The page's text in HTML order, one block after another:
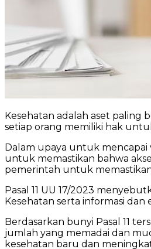
Kesehatan adalah aset paling
setiap orang memiliki hak
Dalam upaya untuk mencapai
untuk memastikan bahwa
pemerintah untuk
Pasal 11 UU 17/2023
Kesehatan serta informasi dan
Berdasarkan bunyi Pasal 11
jumlah yang memadai dan
kesehatan baru dan